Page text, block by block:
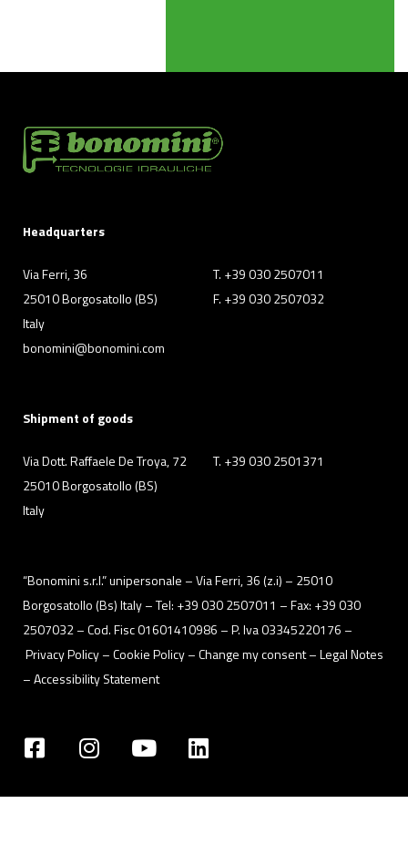
Headquarters
Via Ferri, 36
25010 Borgosatollo (BS)
Italy
T. +39 030 2507011
F. +39 030 2507032
bonomini@bonomini.com
Shipment of goods
Via Dott. Raffaele De Troya, 72
25010 Borgosatollo (BS)
Italy
T. +39 030 2501371
“Bonomini s.r.l.” unipersonale – Via Ferri, 36 (z.i) – 25010
Borgosatollo (Bs) Italy – Tel: +39 030 2507011 – Fax: +39 030
2507032 – Cod. Fisc 01601410986 – P. Iva 03345220176 –
Privacy Policy– Cookie Policy –Change my consent–Legal Notes
–Accessibility Statement